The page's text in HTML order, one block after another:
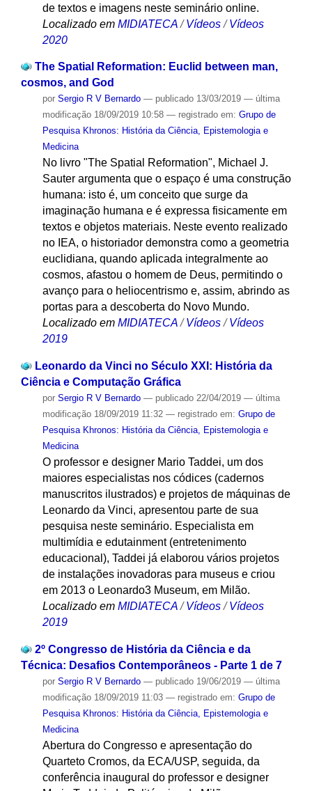
de textos e imagens neste seminário online.
Localizado em MIDIATECA /Vídeos /Vídeos
2020
The Spatial Reformation: Euclid between man,
cosmos, and God
por Sergio R V Bernardo — publicado13/03/2019 — última
modificação18/09/2019 10:58 — registrado em: Grupo de
Pesquisa Khronos: História da Ciência, Epistemologia e
Medicina
No livro "The Spatial Reformation", Michael J.
Sauter argumenta que o espaço é uma construção
humana: isto é, um conceito que surge da
imaginação humana e é expressa fisicamente em
textos e objetos materiais. Neste evento realizado
no IEA, o historiador demonstra como a geometria
euclidiana, quando aplicada integralmente ao
cosmos, afastou o homem de Deus, permitindo o
avanço para o heliocentrismo e, assim, abrindo as
portas para a descoberta do Novo Mundo.
Localizado em MIDIATECA /Vídeos /Vídeos
2019
Leonardo da Vinci no Século XXI: História da
Ciência e Computação Gráfica
por Sergio R V Bernardo — publicado22/04/2019 — última
modificação18/09/2019 11:32 — registrado em: Grupo de
Pesquisa Khronos: História da Ciência, Epistemologia e
Medicina
O professor e designer Mario Taddei, um dos
maiores especialistas nos códices (cadernos
manuscritos ilustrados) e projetos de máquinas de
Leonardo da Vinci, apresentou parte de sua
pesquisa neste seminário. Especialista em
multimídia e edutainment (entretenimento
educacional), Taddei já elaborou vários projetos
de instalações inovadoras para museus e criou
em 2013 o Leonardo3 Museum, em Milão.
Localizado em MIDIATECA /Vídeos /Vídeos
2019
2º Congresso de História da Ciência e da
Técnica: Desafios Contemporâneos - Parte 1 de 7
por Sergio R V Bernardo — publicado19/06/2019 — última
modificação18/09/2019 11:03 — registrado em: Grupo de
Pesquisa Khronos: História da Ciência, Epistemologia e
Medicina
Abertura do Congresso e apresentação do
Quarteto Cromos, da ECA/USP, seguida, da
conferência inaugural do professor e designer